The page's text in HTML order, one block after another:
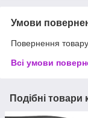
Умови
Повернення
Всі умови
Подібні товари